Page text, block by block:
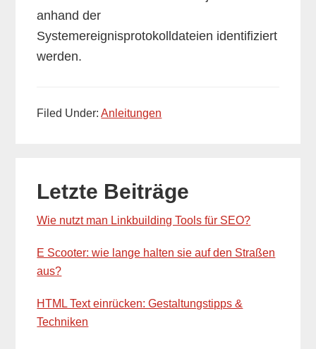
anhand der
Systemereignisprotokolldateien identifiziert
werden.
Filed Under:Anleitungen
Sidebar
Letzte Beiträge
Wie nutzt man Linkbuilding Tools für SEO?
E Scooter: wie lange halten sie auf den Straßen
aus?
HTML Text einrücken: Gestaltungstipps &
Techniken